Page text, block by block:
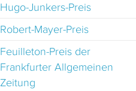
Hugo-Junkers-Preis
Robert-Mayer-Preis
Feuilleton-Preis der
Frankfurter Allgemeinen
Zeitung